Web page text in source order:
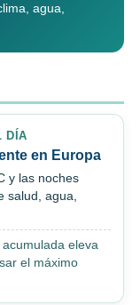
agua,
DÍA
en Europa
y las noches
salud, agua,
acumulada eleva
el máximo